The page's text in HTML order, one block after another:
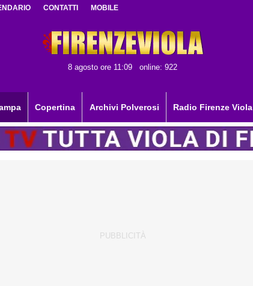
CONTATTI MOBILE
8 agosto ore 11:09 online: 922
Copertina Archivi Polverosi Radio Firenze Viola